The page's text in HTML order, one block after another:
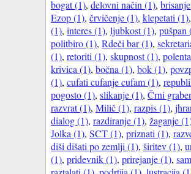
bogat (1), delovni način (1),
Ezop (1), črvičenje (1), klepetati (1)
(1), interes (1), ljubkost (1), pušpan
politbiro (1), Rdeči bar (1),
(1), retoriti (1), skupnost (1),
krivica (1), bočna (1), bok (1),
(1), cufati cufanje cufam (1),
pogosto (1), slikanje (1), Črni
razvrat (1), Milič (1), razpis (1),
dialog (1), razdiranje (1), žaganje
Jolka (1), SCT (1), priznati (1),
diši dišati po zemlji (1), širitev (1),
(1), pridevnik (1), prirejanje (1),